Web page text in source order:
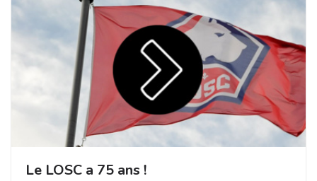
Le LOSC a 75 ans !